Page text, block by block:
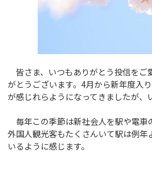
皆さま、いつもありがとう投信をご
がとうございます。4月から新年度入
が感じれらようになってきましたが、
毎年この季節は新社会人を駅や電車
外国人観光客もたくさんいて駅は例年
いるように感じます。